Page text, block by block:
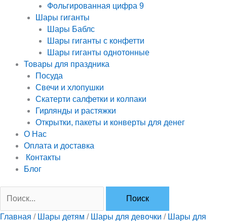
Фольгированная цифра 9
Шары гиганты
Шары Баблс
Шары гиганты с конфетти
Шары гиганты однотонные
Товары для праздника
Посуда
Свечи и хлопушки
Скатерти салфетки и колпаки
Гирлянды и растяжки
Открытки, пакеты и конверты для денег
О Нас
Оплата и доставка
Контакты
Блог
Главная / Шары детям / Шары для девочки / Шары для